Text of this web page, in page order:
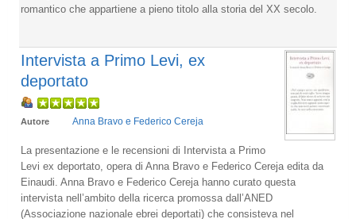
romantico che appartiene a pieno titolo alla storia del XX secolo.
Intervista a Primo Levi, ex
deportato
Autore Anna Bravo e Federico Cereja
La presentazione e le recensioni di Intervista a Primo
Levi ex deportato, opera di Anna Bravo e Federico Cereja edita da
Einaudi. Anna Bravo e Federico Cereja hanno curato questa
intervista nell’ambito della ricerca promossa dall’ANED
(Associazione nazionale ebrei deportati) che consisteva nel